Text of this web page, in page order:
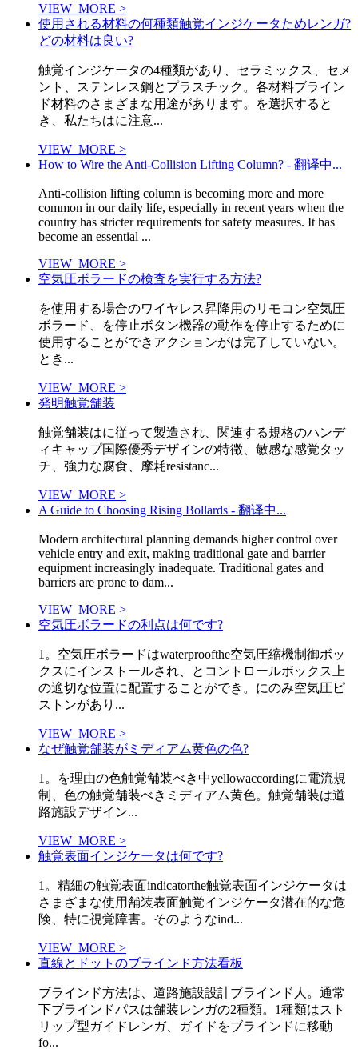
VIEW_MORE >
使用される材料の何種類触覚インジケータためレンガ?
どの材料は良い?
触覚インジケータの4種類があり、セラミックス、セメ
ント、ステンレス鋼とプラスチック。各材料ブライン
ド材料のさまざまな用途があります。を選択すると
き、私たちはに注意...
VIEW_MORE >
How to Wire the Anti-Collision Lifting Column? - 翻译中...
Anti-collision lifting column is becoming more and more
common in our daily life, especially in recent years when the
country has stricter requirements for safety measures. It has
become an essential ...
VIEW_MORE >
空気圧ボラードの検査を実行する方法?
を使用する場合のワイヤレス昇降用のリモコン空気圧
ボラード、を停止ボタン機器の動作を停止するために
使用することができアクションがは完了していない。
とき...
VIEW_MORE >
発明触覚舗装
触覚舗装はに従って製造され、関連する規格のハンデ
ィキャップ国際優秀デザインの特徴、敏感な感覚タッ
チ、強力な腐食、摩耗resistanc...
VIEW_MORE >
A Guide to Choosing Rising Bollards - 翻译中...
Modern architectural planning demands higher control over
vehicle entry and exit, making traditional gate and barrier
equipment increasingly inadequate. Traditional gates and
barriers are prone to dam...
VIEW_MORE >
空気圧ボラードの利点は何です?
1。空気圧ボラードはwaterproofthe空気圧縮機制御ボッ
クスにインストールされ、とコントロールボックス上
の適切な位置に配置することができ。にのみ空気圧ピ
ストンがあり...
VIEW_MORE >
なぜ触覚舗装がミディアム黄色の色?
1。を理由の色触覚舗装べき中yellowaccordingに電流規
制、色の触覚舗装べきミディアム黄色。触覚舗装は道
路施設デザイン...
VIEW_MORE >
触覚表面インジケータは何です?
1。精細の触覚表面indicatorthe触覚表面インジケータは
さまざまな使用舗装表面触覚インジケータ潜在的な危
険、特に視覚障害。そのようなind...
VIEW_MORE >
直線とドットのブラインド方法看板
ブラインド方法は、道路施設設計ブラインド人。通常
下ブラインドパスは舗装レンガの2種類。1種類はスト
リップ型ガイドレンガ、ガイドをブラインドに移動
fo...